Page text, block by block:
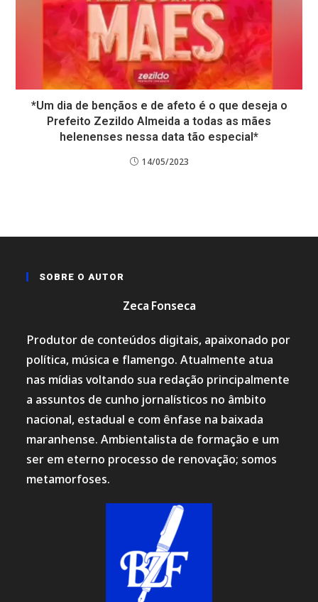
*Um dia de bençãos e de afeto é o que deseja o
Prefeito Zezildo Almeida a todas as mães
helenenses nessa data tão especial*
14/05/2023
SOBRE O AUTOR
Zeca Fonseca
Produtor de conteúdos digitais, apaixonado por
política, música e flamengo. Atualmente atua
nas mídias voltando sua redação principalmente
a assuntos de cunho jornalísticos no âmbito
nacional, estadual e com ênfase na baixada
maranhense. Ambientalista de formação e um
ser em eterno processo de renovação; somos
metamorfoses.